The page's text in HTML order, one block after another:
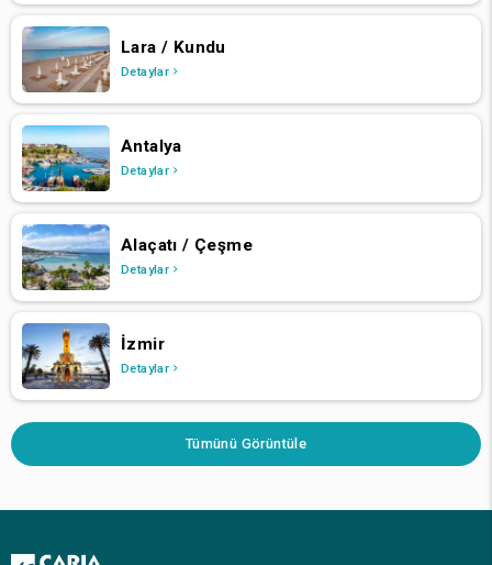
Lara / Kundu
Detaylar
Antalya
Detaylar
Alaçatı / Çeşme
Detaylar
İzmir
Detaylar
Tümünü Görüntüle